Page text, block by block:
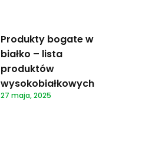
Produkty bogate w
białko – lista
produktów
wysokobiałkowych
27 maja, 2025